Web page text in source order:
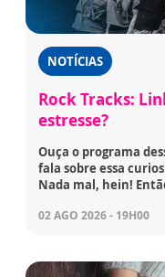
NOTÍCIAS
Rock Tracks:
estresse?
Ouça o programa
fala sobre essa
Nada mal, hein!
02 AGO 2026 - 19H00